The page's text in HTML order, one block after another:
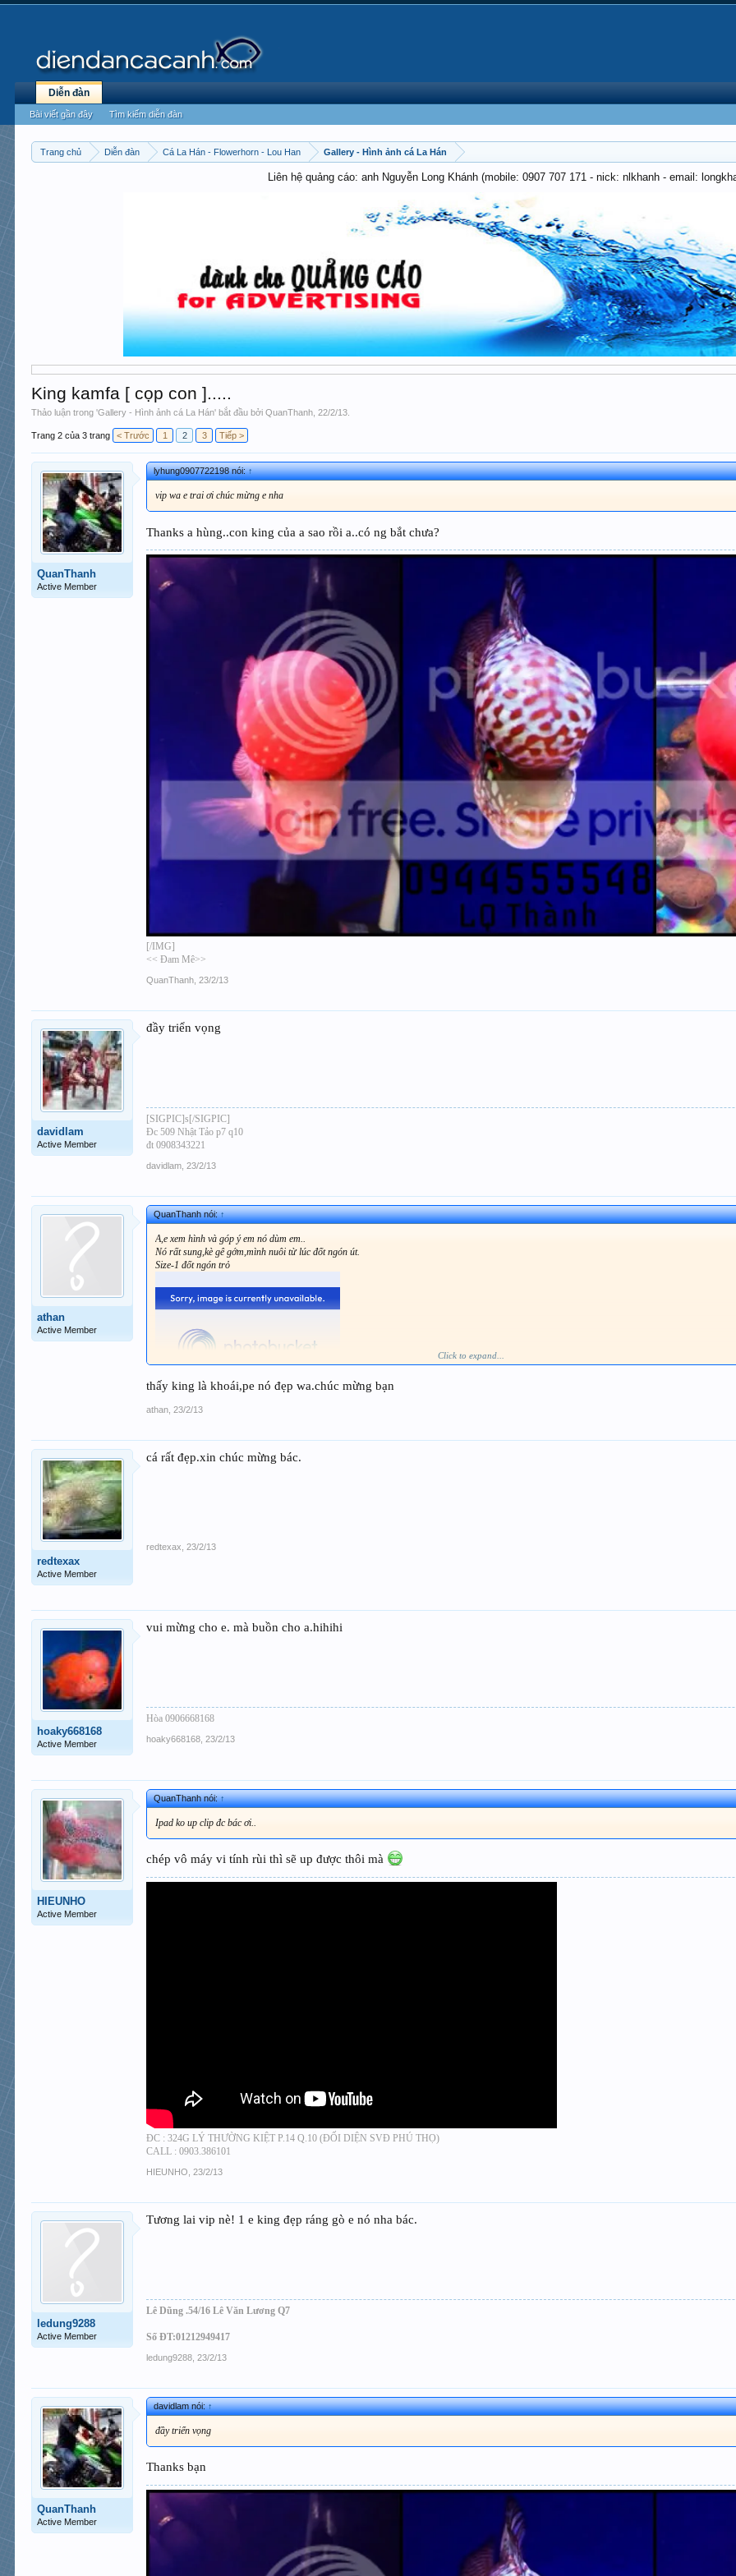
Trang chủ Diễn đàn Cá La Hán - Flowerhorn - Lou Han Gallery - Hình ảnh cá La Hán
Liên hệ quảng cáo: anh Nguyễn Long Khánh (mobile: 0907 707 171 - nick: nlkhanh - email:
King kamfa [ cọp con ].....
Thảo luận trong 'Gallery - Hình ảnh cá La Hán' bắt đầu bởiQuanThanh ,22/2/13
Trang 2 của 3 trang < Trước 1 2 3 Tiếp >
QuanThanh
Active Member
lyhung0907722198 nói:↑
vip wa e trai ơi chúc mừng e nha
Thanks a hùng..con king của a sao rồi a..có ng bắt chưa?
[/IMG]
<< Đam Mê>>
QuanThanh 23/2/13
davidlam
Active Member
đầy triển vọng
[SIGPIC]s[/SIGPIC]
Đc 509 Nhật Tảo p7 q10
đt 0908343221
davidlam 23/2/13
athan
Active Member
QuanThanh nói:↑
A,e xem hình và góp ý em nó dùm em..
Nó rất sung,kè gê gớm,mình nuôi từ lúc đốt ngón út.
Size-1 đốt ngón trỏ
[/IMG]
[/IMG]
Click to expand...
thấy king là khoái,pe nó đẹp wa.chúc mừng bạn
athan 23/2/13
redtexax
Active Member
cá rất đẹp.xin chúc mừng bác.
redtexax 23/2/13
hoaky668168
Active Member
vui mừng cho e. mà buồn cho a.hihihi
Hòa 0906668168
hoaky668168 23/2/13
HIEUNHO
Active Member
QuanThanh nói:↑
Ipad ko up clip đc bác ơi..
chép vô máy vi tính rùi thì sẽ up được thôi mà
ĐC : 324G LÝ THƯỜNG KIỆT P.14 Q.10 (ĐỐI DIỆN SVĐ PHÚ THỌ)
CALL : 0903.386101
HIEUNHO 23/2/13
ledung9288
Active Member
Tương lai vip nè! 1 e king đẹp ráng gò e nó nha bác.
Lê Dũng .54/16 Lê Văn Lương Q7
Số ĐT:01212949417
ledung9288 23/2/13
QuanThanh
Active Member
davidlam nói:↑
đầy triển vọng
Thanks bạn
Diễn đàn
Bài viết gần đây Tìm kiếm diễn đàn